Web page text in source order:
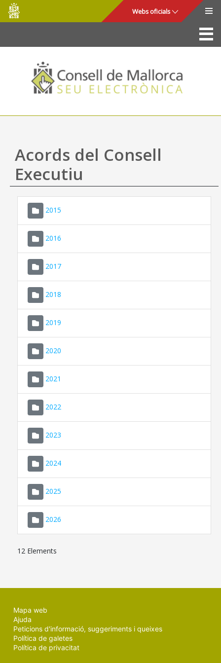
Salta al contingut principal
Consell
de
Mallorca
Webs oficials
La Seu
Consell de Mallorca
Accés i seguretat
Utilitats
Ajuda
Acords del Consell
Executiu
2015
2016
2017
2018
2019
2020
2021
2022
2023
2024
2025
2026
12 Elements
Mapa web
Ajuda
Peticions d'informació, suggeriments i queixes
Política de galetes
Política de privacitat